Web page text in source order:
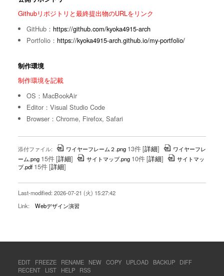
Githubリポジトリと最終提出物のURLをリンク
GitHub：https://github.com/kyoka4915-arch
Portfolio：https://kyoka4915-arch.github.io/my-portfolio/
制作環境
制作環境を記載
OS：MacBookAir
Editor：Visual Studio Code
Browser：Chrome, Firefox, Safari
添付ファイル: ワイヤーフレーム２.png 13件[詳細]
ワイヤーフレ
ーム.png 15件[詳細] サイトマップ.png 10件[詳細]
サイトマッ
プ.pdf 15件[詳細]
Last-modified: 2026-07-21 (火) 15:27:42
Link:
Webデザイン演習
EDIT FREEZE RENAME NEW COPY UPLOAD BACKUP
DIFF
RECENT
LIST HELP RSS